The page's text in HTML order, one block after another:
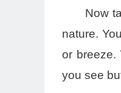
Now
nature.
or breeze.
you see